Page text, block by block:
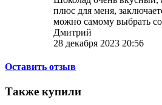
плюс для меня,
можно самому выбрать
Дмитрий
28 декабря 2023 20:56
Оставить отзыв
Также купили